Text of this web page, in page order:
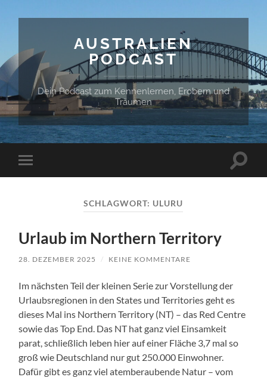
AUSTRALIEN
PODCAST
Dein Podcast zum Kennenlernen, Erobern und
Träumen
Mobile-
Menü
SCHLAGWORT: ULURU
Urlaub im Northern Territory
28. DEZEMBER 2025 / KEINE KOMMENTARE
Im nächsten Teil der kleinen Serie zur Vorstellung der
Urlaubsregionen in den States und Territories geht es
dieses Mal ins Northern Territory (NT) – das Red Centre
sowie das Top End. Das NT hat ganz viel Einsamkeit
parat, schließlich leben hier auf einer Fläche 3,7 mal so
groß wie Deutschland nur gut 250.000 Einwohner.
Dafür gibt es ganz viel atemberaubende Natur – vom